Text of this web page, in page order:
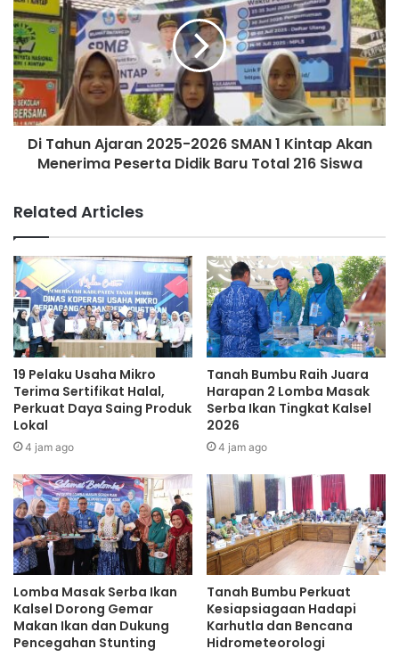
Di Tahun Ajaran 2025-2026 SMAN 1 Kintap Akan
Menerima Peserta Didik Baru Total 216 Siswa
Related Articles
19 Pelaku Usaha Mikro
Terima Sertifikat Halal,
Perkuat Daya Saing Produk
Lokal
4 jam ago
Tanah Bumbu Raih Juara
Harapan 2 Lomba Masak
Serba Ikan Tingkat Kalsel
2026
4 jam ago
Lomba Masak Serba Ikan
Kalsel Dorong Gemar
Makan Ikan dan Dukung
Pencegahan Stunting
Tanah Bumbu Perkuat
Kesiapsiagaan Hadapi
Karhutla dan Bencana
Hidrometeorologi